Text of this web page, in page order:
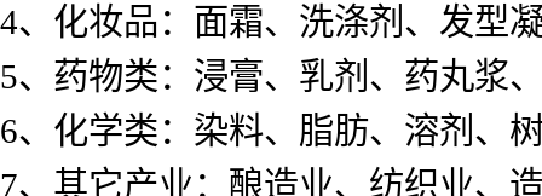
4、化妆品：面霜、洗涤剂、发型
5、药物类：浸膏、乳剂、药丸浆
6、化学类：染料、脂肪、溶剂、
7、其它产业：酿造业、纺织业、